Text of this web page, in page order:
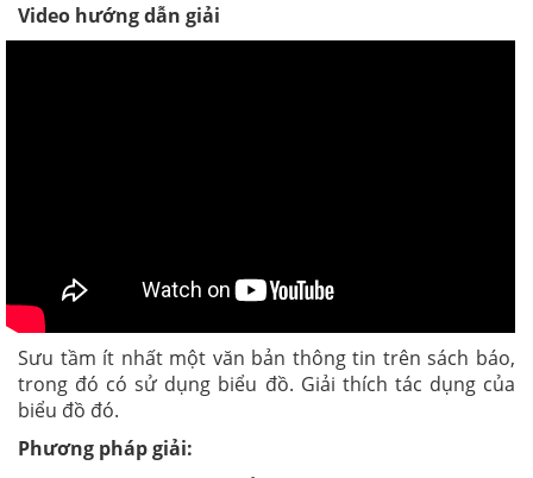
Video hướng dẫn giải
Sưu tầm ít nhất một văn bản thông tin trên sách báo,
trong đó có sử dụng biểu đồ. Giải thích tác dụng của
biểu đồ đó.
Phương pháp giải: